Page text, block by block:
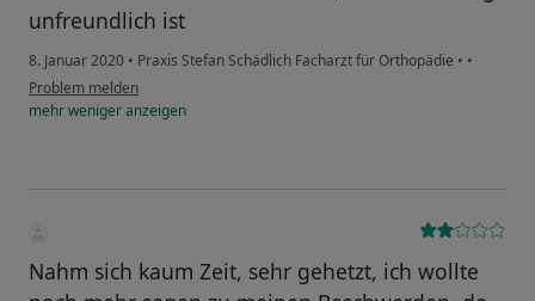
unfreundlich ist
8. Januar 2020 • Praxis Stefan Schädlich Facharzt für Orthopädie • •
Problem melden
mehrwenigeranzeigen
Nahm sich kaum Zeit, sehr gehetzt, ich wollte